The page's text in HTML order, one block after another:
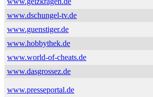
www.dschungel-tv.de
www.guenstiger.de
www.hobbythek.de
www.world-of-cheats.de
www.dasgrossez.de
www.presseportal.de